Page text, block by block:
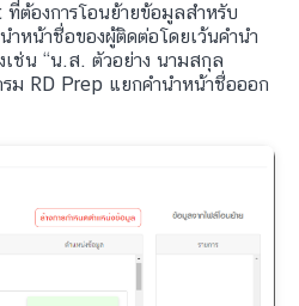
ต้องการโอนย้ายข้อมูลสำหรับ
หน้าชื่อของผู้ติดต่อโดยเว้นคำนำ
ช่น “น.ส. ตัวอย่าง นามสกุล
รม RD Prep แยกคำนำหน้าชื่อออก